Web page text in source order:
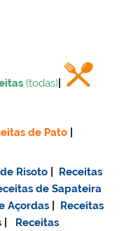
(todas)
de Pato
Risoto
Receitas
de Sapateira
Açordas
Receitas
Receitas